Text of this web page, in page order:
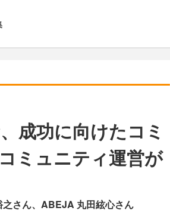
成功に向けたコミ
ミュニティ運営が
さん、ABEJA 丸田絃心さん